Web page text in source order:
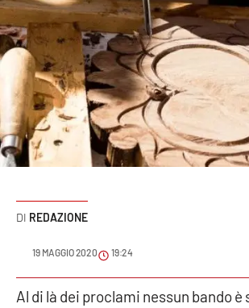
Economia e lavoro
Italia Mondo
Sanità
Sport
Meteo
REDAZIONE
19 MAGGIO 2020 19:24
Al di là dei proclami nessun bando è